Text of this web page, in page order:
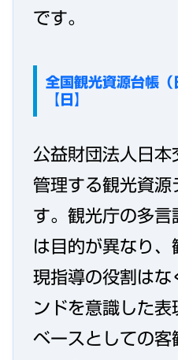
です。
全国観光資源台帳（
【日】
公益財団法人日本
管理する観光資源
す。観光庁の多言
は目的が異なり
現指導の役割はな
ンドを意識した表
ベースとしての客